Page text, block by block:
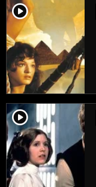
player2
player2